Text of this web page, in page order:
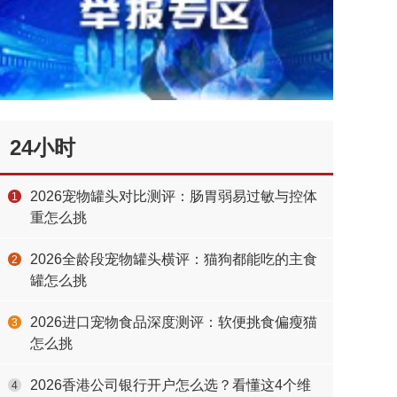
24小时
1
2026宠物罐头对比测评：肠胃弱易过敏与控体
重怎么挑
2
2026全龄段宠物罐头横评：猫狗都能吃的主食
罐怎么挑
3
2026进口宠物食品深度测评：软便挑食偏瘦猫
怎么挑
4 2026香港公司银行开户怎么选？看懂这4个维